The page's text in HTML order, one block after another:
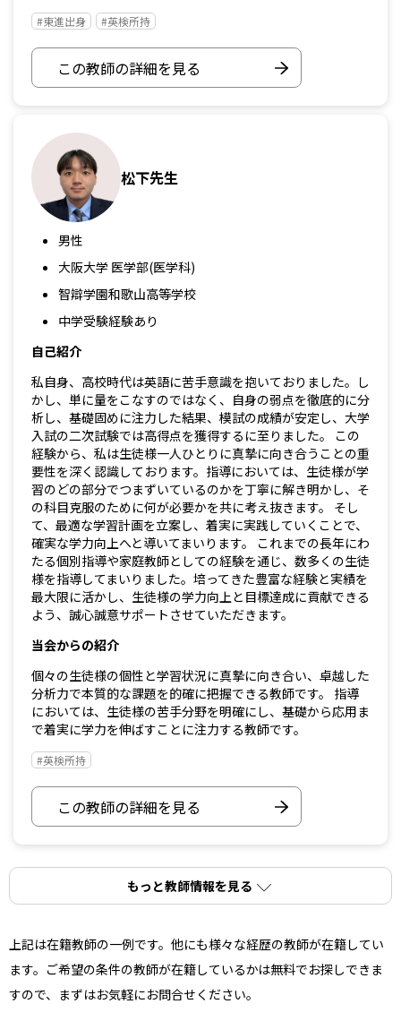
#東進出身 #英検所持
この教師の詳細を見る
松下先生
男性
大阪大学 医学部(医学科)
智辯学園和歌山高等学校
中学受験経験あり
自己紹介
私自身、高校時代は英語に苦手意識を抱いておりました。し
かし、単に量をこなすのではなく、自身の弱点を徹底的に分
析し、基礎固めに注力した結果、模試の成績が安定し、大学
入試の二次試験では高得点を獲得するに至りました。 この
経験から、私は生徒様一人ひとりに真摯に向き合うことの重
要性を深く認識しております。指導においては、生徒様が学
習のどの部分でつまずいているのかを丁寧に解き明かし、そ
の科目克服のために何が必要かを共に考え抜きます。 そし
て、最適な学習計画を立案し、着実に実践していくことで、
確実な学力向上へと導いてまいります。 これまでの長年にわ
たる個別指導や家庭教師としての経験を通じ、数多くの生徒
様を指導してまいりました。培ってきた豊富な経験と実績を
最大限に活かし、生徒様の学力向上と目標達成に貢献できる
よう、誠心誠意サポートさせていただきます。
当会からの紹介
個々の生徒様の個性と学習状況に真摯に向き合い、卓越した
分析力で本質的な課題を的確に把握できる教師です。 指導
においては、生徒様の苦手分野を明確にし、基礎から応用ま
で着実に学力を伸ばすことに注力する教師です。
#英検所持
この教師の詳細を見る
もっと教師情報を見る
上記は在籍教師の一例です。他にも様々な経歴の教師が在籍してい
ます。ご希望の条件の教師が在籍しているかは無料でお探しできま
すので、まずはお気軽にお問合せください。